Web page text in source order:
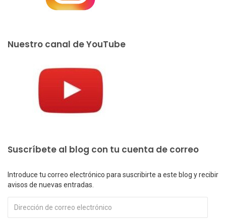
Nuestro canal de YouTube
Suscríbete al blog con tu cuenta de correo
Introduce tu correo electrónico para suscribirte a este blog y recibir
avisos de nuevas entradas.
de